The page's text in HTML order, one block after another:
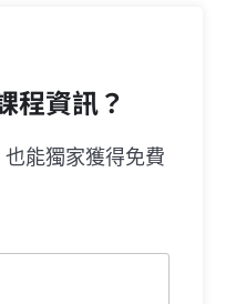
程資訊？
能獨家獲得免費